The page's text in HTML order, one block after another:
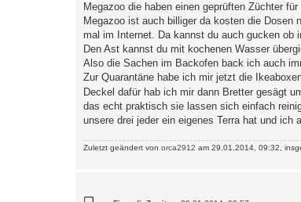
Megazoo die haben einen geprüften Züchter
Megazoo ist auch billiger da kosten die Dosen
mal im Internet. Da kannst du auch gucken ob
Den Ast kannst du mit kochenen Wasser
Also die Sachen im Backofen back ich auch
Zur Quarantäne habe ich mir jetzt die
Deckel dafür hab ich mir dann Bretter gesägt
das echt praktisch sie lassen sich einfach
unsere drei jeder ein eigenes Terra hat und
Zuletzt geändert von orca2912 am 29.01.2014, 09:32,